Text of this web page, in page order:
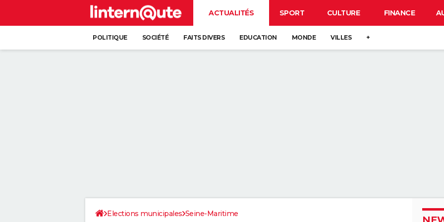
ACTUALITÉS SPORT CULTURE FINANCE
POLITIQUE SOCIÉTÉ FAITS DIVERS EDUCATION MONDE VILLES +
Elections municipales Seine-Maritime